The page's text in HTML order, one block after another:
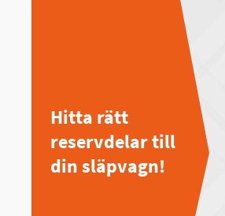
Hitta rätt
reservdelar till
din släpvagn!